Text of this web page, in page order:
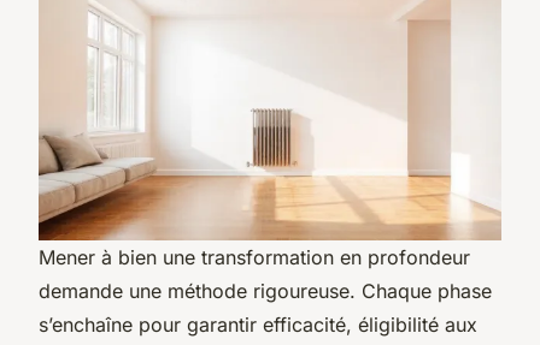
Mener à bien une transformation en profondeur
demande une méthode rigoureuse. Chaque phase
s’enchaîne pour garantir efficacité, éligibilité aux